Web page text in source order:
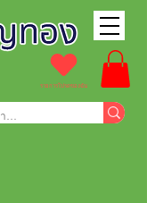
รายการโปรดของฉัน